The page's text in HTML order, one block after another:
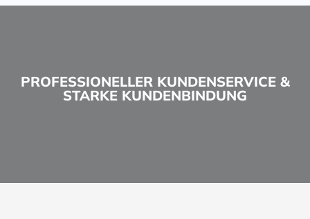
PROFESSIONELLER KUNDENSERVICE &
STARKE KUNDENBINDUNG